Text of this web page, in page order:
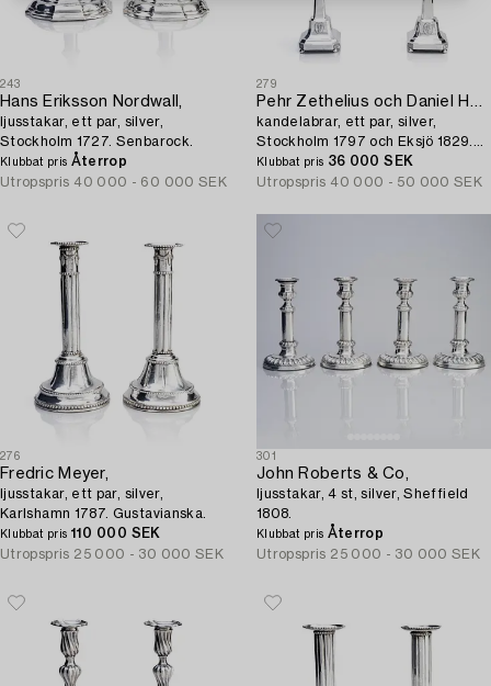
243
Hans Eriksson Nordwall,
ljusstakar, ett par, silver,
Stockholm 1727. Senbarock.
Klubbat pris Återrop
Utropspris 40 000 - 60 000 SEK
279
Pehr Zethelius och Daniel Hedberg,
kandelabrar, ett par, silver,
Stockholm 1797 och Eksjö 1829.
Sengustavianska.
Klubbat pris 36 000 SEK
Utropspris 40 000 - 50 000 SEK
276
Fredric Meyer,
ljusstakar, ett par, silver,
Karlshamn 1787. Gustavianska.
Klubbat pris 110 000 SEK
Utropspris 25 000 - 30 000 SEK
301
John Roberts & Co,
ljusstakar, 4 st, silver, Sheffield
1808.
Klubbat pris Återrop
Utropspris 25 000 - 30 000 SEK